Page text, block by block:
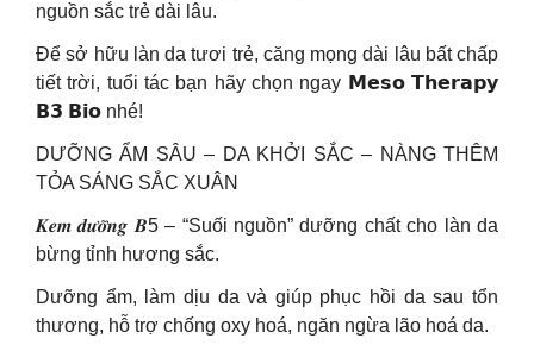
nguồn sắc trẻ dài lâu.
Để sở hữu làn da tươi trẻ, căng mọng dài lâu bất chấp
tiết trời, tuổi tác bạn hãy chọn ngay 𝗠𝗲𝘀𝗼 𝗧𝗵𝗲𝗿𝗮𝗽𝘆
𝗕𝟯 𝗕𝗶𝗼 nhé!
DƯỠNG ẨM SÂU – DA KHỞI SẮC – NÀNG THÊM
TỎA SÁNG SẮC XUÂN
𝑲𝒆𝒎 𝒅𝒖̛𝒐̛̃𝒏𝒈 𝑩5 – “Suối nguồn” dưỡng chất cho làn da
bừng tỉnh hương sắc.
Dưỡng ẩm, làm dịu da và giúp phục hồi da sau tổn
thương, hỗ trợ chống oxy hoá, ngăn ngừa lão hoá da.